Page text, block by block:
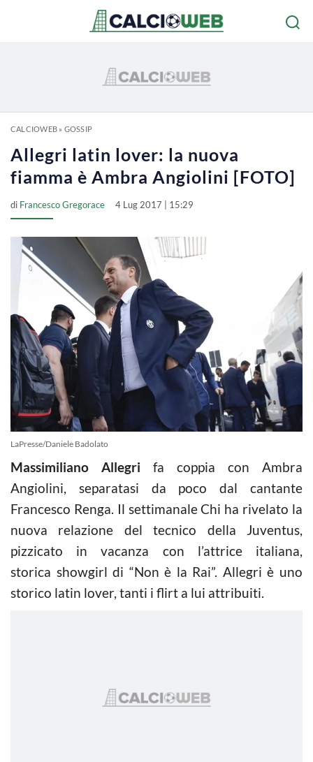
CALCIOWEB» GOSSIP
Allegri latin lover: la nuova
fiamma è Ambra Angiolini [FOTO]
di Francesco Gregorace 4 Lug 2017 | 15:29
LaPresse/Daniele Badolato
Massimiliano Allegri fa coppia con Ambra
Angiolini, separatasi da poco dal cantante
Francesco Renga. Il settimanale Chi ha rivelato la
nuova relazione del tecnico della Juventus,
pizzicato in vacanza con l’attrice italiana,
storica showgirl di “Non è la Rai”. Allegri è uno
storico latin lover, tanti i flirt a lui attribuiti.